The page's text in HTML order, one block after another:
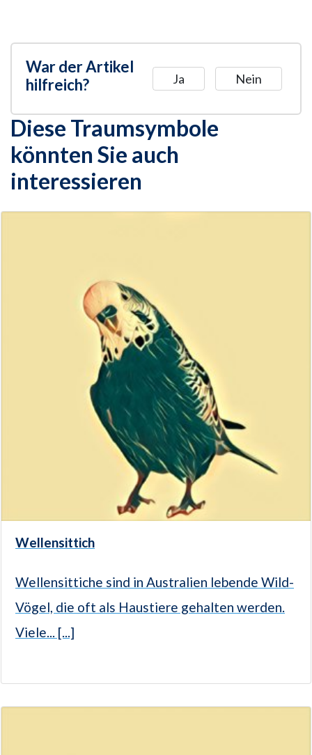
War der Artikel
hilfreich?
Ja Nein
Diese Traumsymbole
könnten Sie auch
interessieren
Wellensittich
Wellensittiche sind in Australien lebende Wild-
Vögel, die oft als Haustiere gehalten werden.
Viele... [...]